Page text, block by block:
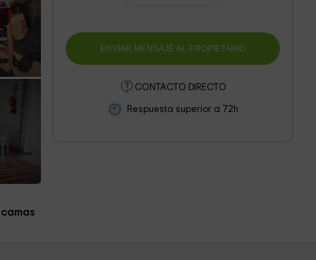
CONTACTO DIRECTO
Respuesta superior a 72h